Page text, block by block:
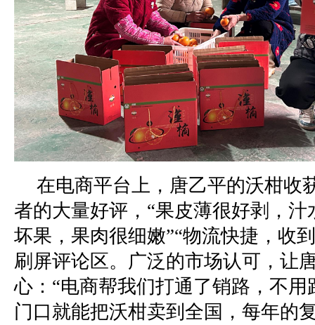
在电商平台上，唐乙平的沃柑收
者的大量好评，“果皮薄很好剥，汁
坏果，果肉很细嫩”“物流快捷，收
刷屏评论区。广泛的市场认可，让
心：“电商帮我们打通了销路，不用
门口就能把沃柑卖到全国，每年的